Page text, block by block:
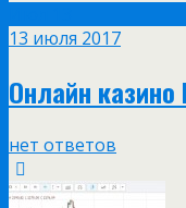
13 июля 2017
Онлайн казино
нет ответов